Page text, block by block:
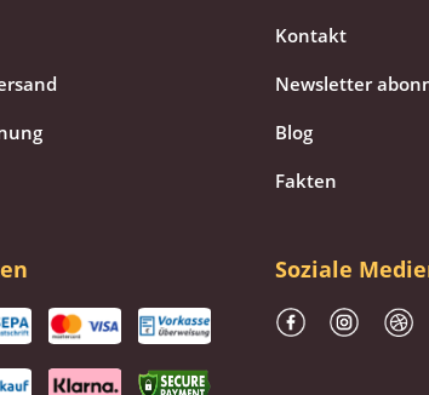
Kontakt
Newsletter
Blog
Fakten
Soziale